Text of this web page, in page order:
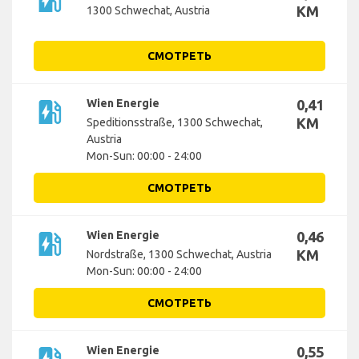
1300 Schwechat, Austria
KM
СМОТРЕТЬ
ev_station
Wien Energie
Speditionsstraße, 1300 Schwechat,
Austria
Mon-Sun: 00:00 - 24:00
0,41
KM
СМОТРЕТЬ
ev_station
Wien Energie
Nordstraße, 1300 Schwechat, Austria
Mon-Sun: 00:00 - 24:00
0,46
KM
СМОТРЕТЬ
Wien Energie
0,55